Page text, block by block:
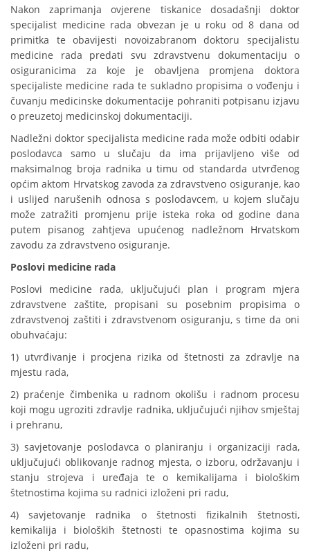
Nakon zaprimanja ovjerene tiskanice dosadašnji doktor
specijalist medicine rada obvezan je u roku od 8 dana od
primitka te obavijesti novoizabranom doktoru specijalistu
medicine rada predati svu zdravstvenu dokumentaciju o
osiguranicima za koje je obavljena promjena doktora
specijaliste medicine rada te sukladno propisima o vođenju i
čuvanju medicinske dokumentacije pohraniti potpisanu izjavu
o preuzetoj medicinskoj dokumentaciji.
Nadležni doktor specijalista medicine rada može odbiti odabir
poslodavca samo u slučaju da ima prijavljeno više od
maksimalnog broja radnika u timu od standarda utvrđenog
općim aktom Hrvatskog zavoda za zdravstveno osiguranje, kao
i uslijed narušenih odnosa s poslodavcem, u kojem slučaju
može zatražiti promjenu prije isteka roka od godine dana
putem pisanog zahtjeva upućenog nadležnom Hrvatskom
zavodu za zdravstveno osiguranje.
Poslovi medicine rada
Poslovi medicine rada, uključujući plan i program mjera
zdravstvene zaštite, propisani su posebnim propisima o
zdravstvenoj zaštiti i zdravstvenom osiguranju, s time da oni
obuhvaćaju:
1) utvrđivanje i procjena rizika od štetnosti za zdravlje na
mjestu rada,
2) praćenje čimbenika u radnom okolišu i radnom procesu
koji mogu ugroziti zdravlje radnika, uključujući njihov smještaj
i prehranu,
3) savjetovanje poslodavca o planiranju i organizaciji rada,
uključujući oblikovanje radnog mjesta, o izboru, održavanju i
stanju strojeva i uređaja te o kemikalijama i biološkim
štetnostima kojima su radnici izloženi pri radu,
4) savjetovanje radnika o štetnosti fizikalnih štetnosti,
kemikalija i bioloških štetnosti te opasnostima kojima su
izloženi pri radu,